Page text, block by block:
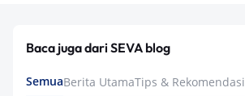
Baca juga dari SEVA blog
SemuaBerita UtamaTips & Rekomendasi